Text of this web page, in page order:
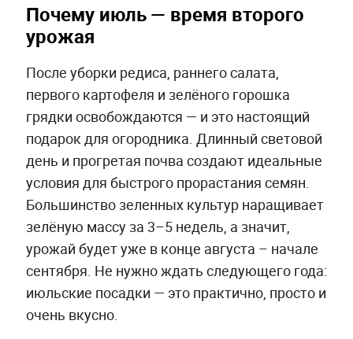
Почему июль — время второго
урожая
После уборки редиса, раннего салата,
первого картофеля и зелёного горошка
грядки освобождаются — и это настоящий
подарок для огородника. Длинный световой
день и прогретая почва создают идеальные
условия для быстрого прорастания семян.
Большинство зеленных культур наращивает
зелёную массу за 3–5 недель, а значит,
урожай будет уже в конце августа – начале
сентября. Не нужно ждать следующего года:
июльские посадки — это практично, просто и
очень вкусно.